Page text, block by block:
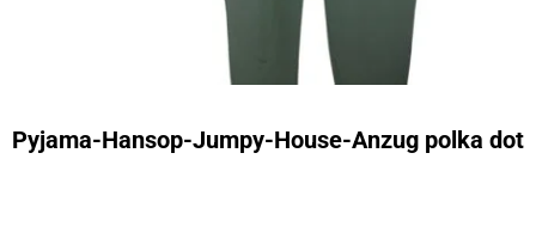
Pyjama-Hansop-Jumpy-House-Anzug polka dot